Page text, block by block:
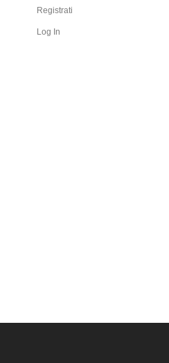
Registrati
Log In